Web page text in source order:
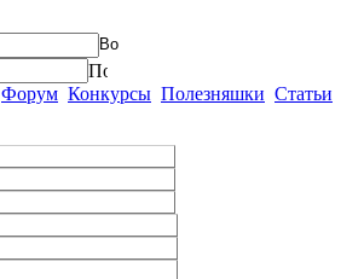
Форум Конкурсы Полезняшки Статьи